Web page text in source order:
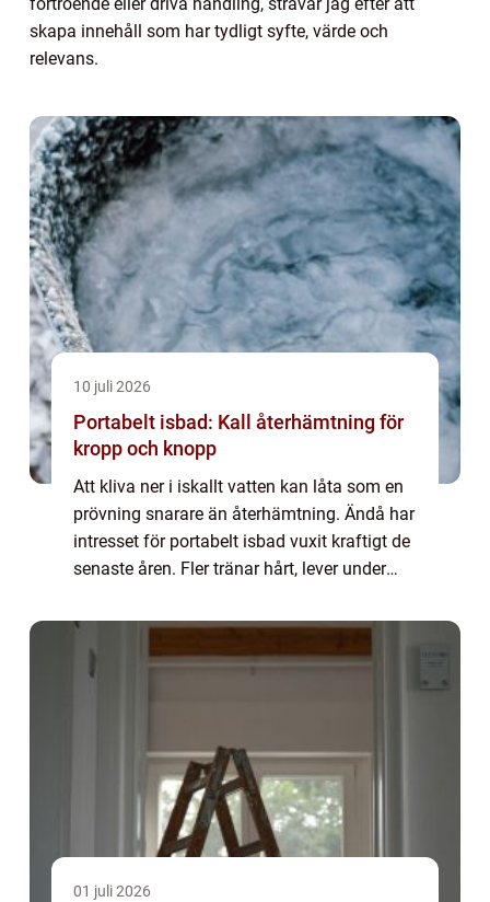
skapa innehåll som har tydligt syfte, värde och
relevans.
10 juli 2026
Portabelt isbad: Kall återhämtning för
kropp och knopp
Att kliva ner i iskallt vatten kan låta som en
prövning snarare än återhämtning. Ändå har
intresset för portabelt isbad vuxit kraftigt de
senaste åren. Fler tränar hårt, lever under
01 juli 2026